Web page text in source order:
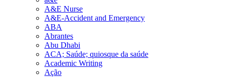
A&E Nurse
A&E-Accident and Emergency
ABA
Abrantes
Abu Dhabi
ACA; Saúde; quiosque da saúde
Academic Writing
Ação